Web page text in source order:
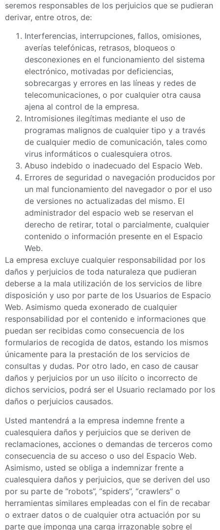
seremos responsables de los perjuicios que se pudieran
derivar, entre otros, de:
Interferencias, interrupciones, fallos, omisiones,
averías telefónicas, retrasos, bloqueos o
desconexiones en el funcionamiento del sistema
electrónico, motivadas por deficiencias,
sobrecargas y errores en las líneas y redes de
telecomunicaciones, o por cualquier otra causa
ajena al control de la empresa.
Intromisiones ilegítimas mediante el uso de
programas malignos de cualquier tipo y a través
de cualquier medio de comunicación, tales como
virus informáticos o cualesquiera otros.
Abuso indebido o inadecuado del Espacio Web.
Errores de seguridad o navegación producidos por
un mal funcionamiento del navegador o por el uso
de versiones no actualizadas del mismo. El
administrador del espacio web se reservan el
derecho de retirar, total o parcialmente, cualquier
contenido o información presente en el Espacio
Web.
La empresa excluye cualquier responsabilidad por los
daños y perjuicios de toda naturaleza que pudieran
deberse a la mala utilización de los servicios de libre
disposición y uso por parte de los Usuarios de Espacio
Web. Asimismo queda exonerado de cualquier
responsabilidad por el contenido e informaciones que
puedan ser recibidas como consecuencia de los
formularios de recogida de datos, estando los mismos
únicamente para la prestación de los servicios de
consultas y dudas. Por otro lado, en caso de causar
daños y perjuicios por un uso ilícito o incorrecto de
dichos servicios, podrá ser el Usuario reclamado por los
daños o perjuicios causados.
Usted mantendrá a la empresa indemne frente a
cualesquiera daños y perjuicios que se deriven de
reclamaciones, acciones o demandas de terceros como
consecuencia de su acceso o uso del Espacio Web.
Asimismo, usted se obliga a indemnizar frente a
cualesquiera daños y perjuicios, que se deriven del uso
por su parte de “robots”, “spiders”, “crawlers” o
herramientas similares empleadas con el fin de recabar
o extraer datos o de cualquier otra actuación por su
parte que imponga una carga irrazonable sobre el